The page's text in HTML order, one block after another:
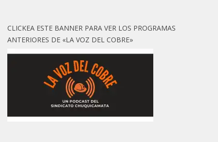
CLICKEA ESTE BANNER PARA VER LOS PROGRAMAS
ANTERIORES DE «LA VOZ DEL COBRE»